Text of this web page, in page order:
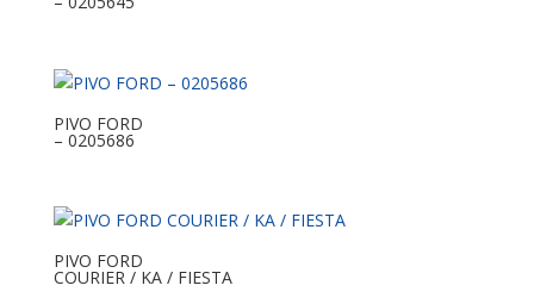
PIVO FORD
– 0205686
PIVO FORD
COURIER / KA / FIESTA